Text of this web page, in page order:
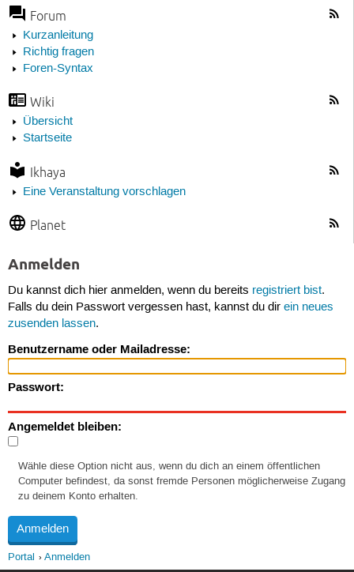
Forum
Kurzanleitung
Richtig fragen
Foren-Syntax
Wiki
Übersicht
Startseite
Ikhaya
Eine Veranstaltung vorschlagen
Planet
Anmelden
Du kannst dich hier anmelden, wenn du bereits registriert bist.
Falls du dein Passwort vergessen hast, kannst du dir ein neues
zusenden lassen.
Benutzername oder Mailadresse:
Passwort:
Angemeldet bleiben:
Wähle diese Option nicht aus, wenn du dich an einem öffentlichen
Computer befindest, da sonst fremde Personen möglicherweise Zugang
zu deinem Konto erhalten.
Portal Anmelden